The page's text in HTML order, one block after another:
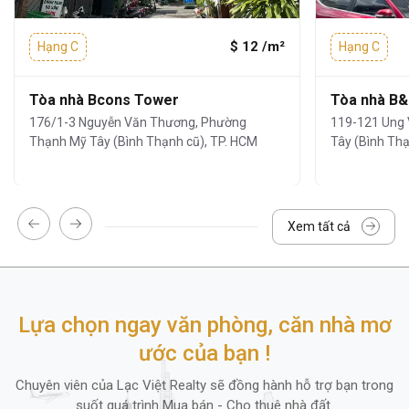
dịch vụ cơ bản của một văn phòng chuyên
nghiệp, đảm bảo doanh nghiệp có thể vận
hành ổn định và an toàn mỗi ngày.
Hạng C $ 12 /m²
Tòa nhà Bcons Tower
176/1-3 Nguyễn Văn Thương, Phường
Thạnh Mỹ Tây (Bình Thạnh cũ), TP. HCM
Hạng C
Tòa nhà
119-121 Ung
Tây (Bình
Xem tất cả
Lựa chọn ngay văn phòng, căn nhà mơ
ước của bạn !
Chuyên viên của Lạc Việt Realty sẽ đồng hành hỗ trợ bạn trong
suốt quá trình Mua bán - Cho thuê nhà đất.